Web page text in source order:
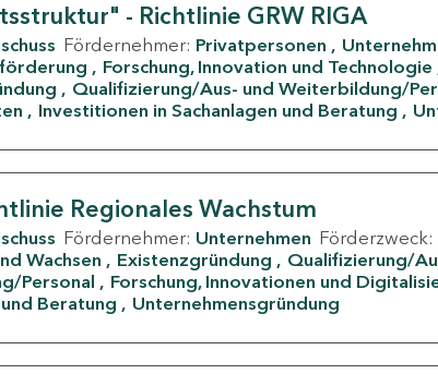
- Richtlinie GRW RIGA
Fördernehmer: Privatpersonen
Forschung, Innovation und Technologie
Qualifizierung/Aus- und Weiterbildung/
Investitionen in Sachanlagen und Beratung
Regionales Wachstum
Fördernehmer: Unternehmen Förderzweck:
Wachsen
Existenzgründung
Qualifizierung/
Personal
Forschung, Innovationen und
Beratung
Unternehmensgründung